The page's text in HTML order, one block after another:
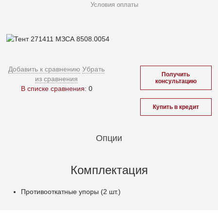
Условия оплаты
Добавить к сравнению Убрать
из сравнения
В списке сравнения: 0
Получить
консультацию
Купить в кредит
Опции
Комплектация
Противооткатные упоры (2 шт.)